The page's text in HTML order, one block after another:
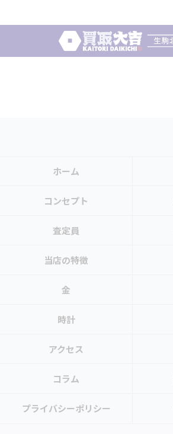
ホーム
コンセプト
査定員
当店の特徴
金
時計
アクセス
コラム
プライバシーポリシー